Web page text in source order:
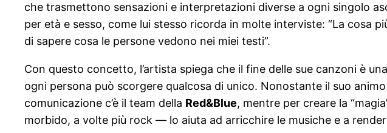
che trasmettono sensazioni e interpretazioni diverse a ogni singolo
per età e sesso, come lui stesso ricorda in molte interviste: “La cosa
di sapere cosa le persone vedono nei miei testi”.
Con questo concetto, l’artista spiega che il fine delle sue canzoni è
ogni persona può scorgere qualcosa di unico. Nonostante il suo
comunicazione c’è il team della Red&Blue, mentre per creare la
morbido, a volte più rock — lo aiuta ad arricchire le musiche e a